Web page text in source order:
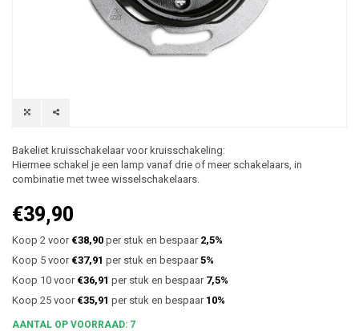
Bakeliet kruisschakelaar voor kruisschakeling:
Hiermee schakel je een lamp vanaf drie of meer schakelaars, in
combinatie met twee wisselschakelaars.
€39,90
Koop 2 voor €38,90 per stuk en bespaar 2,5%
Koop 5 voor €37,91 per stuk en bespaar5%
Koop 10 voor €36,91 per stuk en bespaar 7,5%
Koop 25 voor €35,91 per stuk en bespaar 10%
AANTAL OP VOORRAAD: 7